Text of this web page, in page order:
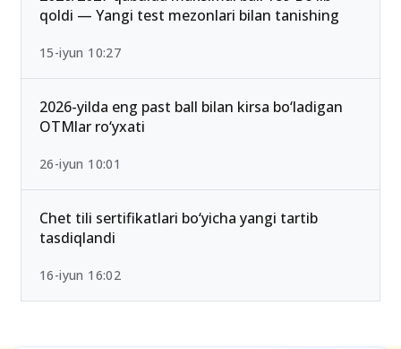
qoldi — Yangi test mezonlari bilan tanishing
15-iyun 10:27
2026-yilda eng past ball bilan kirsa bo‘ladigan
OTMlar ro‘yxati
26-iyun 10:01
Chet tili sertifikatlari bo‘yicha yangi tartib
tasdiqlandi
16-iyun 16:02